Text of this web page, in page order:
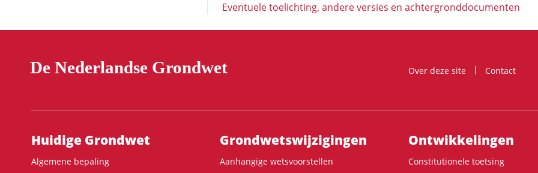
Eventuele toelichting, andere versies en achtergronddocumenten
De Nederlandse Grondwet Over deze site
Contact
Hoofdnavigatie
Huidige Grondwet
Algemene bepaling
Grondwets­wijzigingen
Aanhangige wetsvoorstellen
Ontwikke­lingen
Constitutionele toetsing